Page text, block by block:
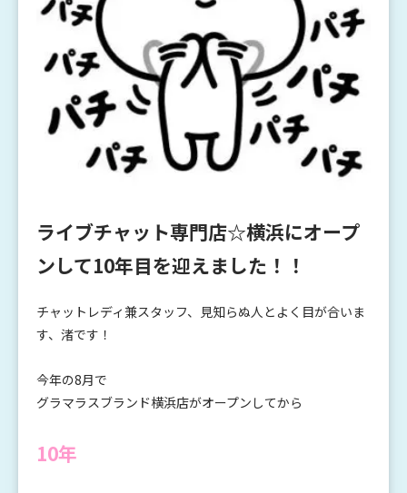
ライブチャット専門店☆横浜にオープ
ンして10年目を迎えました！！
チャットレディ兼スタッフ、見知らぬ人とよく目が合いま
す、渚です！
今年の8月で
グラマラスブランド横浜店がオープンしてから
10年